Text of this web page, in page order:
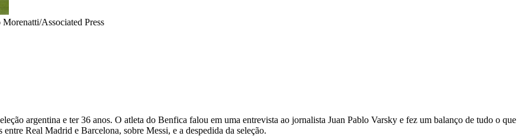
Associated Press
argentina e ter 36 anos. O atleta do Benfica falou em uma entrevista ao jornalista Juan Pablo Varsky e fez um balanço de tudo o que
Real Madrid e Barcelona, sobre Messi, e a despedida da seleção.